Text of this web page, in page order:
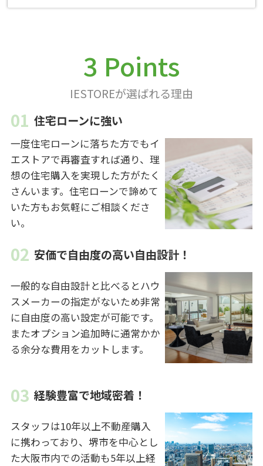
3 Points
IESTOREが選ばれる理由
住宅ローンに強い
一度住宅ローンに落ちた方でもイ
エストアで再審査すれば通り、理
想の住宅購入を実現した方がたく
さんいます。住宅ローンで諦めて
いた方もお気軽にご相談くださ
い。
安価で自由度の高い自由設計！
一般的な自由設計と比べるとハウ
スメーカーの指定がないため非常
に自由度の高い設定が可能です。
またオプション追加時に通常かか
る余分な費用をカットします。
経験豊富で地域密着！
スタッフは10年以上不動産購入
に携わっており、堺市を中心とし
た大阪市内での活動も5年以上経